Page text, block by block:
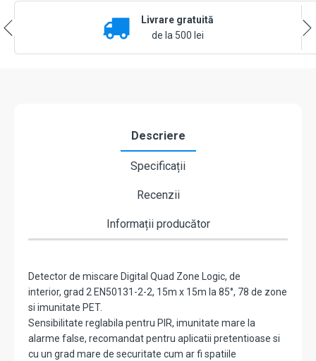
Livrare gratuită
de la 500 lei
Descriere
Specificații
Recenzii
Informații producător
Detector de miscare Digital Quad Zone Logic, de
interior, grad 2 EN50131-2-2, 15m x 15m la 85°, 78 de zone
si imunitate PET.
Sensibilitate reglabila pentru PIR, imunitate mare la
alarme false, recomandat pentru aplicatii pretentioase si
cu un grad mare de securitate cum ar fi spatiile